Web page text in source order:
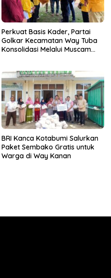
Perkuat Basis Kader, Partai
Golkar Kecamatan Way Tuba
Konsolidasi Melalui Muscam
BRI Kanca Kotabumi Salurkan
Paket Sembako Gratis untuk
Warga di Way Kanan